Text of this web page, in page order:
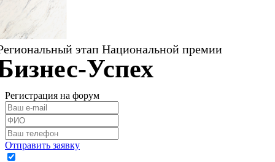
этап Национальной премии
Успех
Регистрация на форум
Отправить заявку